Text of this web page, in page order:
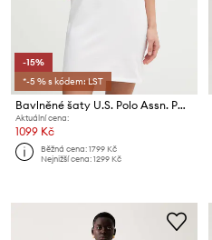
-15%
*-5 % s kódem: LST
Bavlněné šaty U.S. Polo Assn. POLO DRESS
Aktuální cena:
1099 Kč
Běžná cena:1799 Kč
Nejnižší cena:1299 Kč